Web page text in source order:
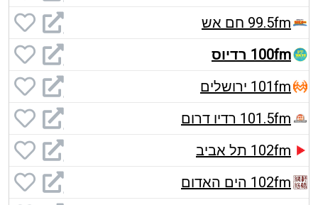
99.5fm חם אש
100fm רדיוס
101fm ירושלים
101.5fm רדיו דרום
102fm תל אביב
102fm הים האדום